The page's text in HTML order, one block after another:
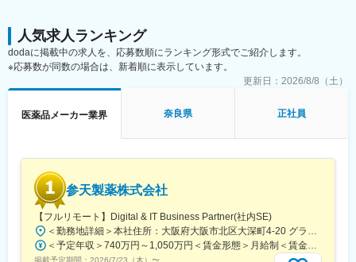
・残業時間：月20~25時間程度
■組織構成：5名…部署内の業務再分配のための募集となります。
■キャリアパス：
できるようになれば将来的には、設備入れ替えや新製品の立ち上
■魅力ポイント：
◎医薬品・ドリンク剤のOEMメーカーとしては、国内トップクラ
スの生産量を誇っています。またODMにも対応しており、様々な
メーカー様の製品に携わって頂けます。
◎ダイドーグループHD100%出資会社で、安定して長期就業が可
能です。
人気求人ランキング
dodaに掲載中の求人を、応募数順にランキング形式でご紹介します。
※応募数が同数の場合は、新着順に表示しています。
更新日： 2026/8/8（土）
医薬品メーカー業界 奈良県 正社員
参天製薬株式会社
【フルリモート】Digital & IT Business Partner(社内SE)
＜勤務地詳細＞本社住所：大阪府大阪市北区大深町4-20 グランフロント大阪タワーA25F勤務地最寄駅：JR各線／大阪駅受動喫煙対策：屋内全面禁煙変更の範囲：会社の定める事業所（リモートワーク含む）
＜予定年収＞740万円～1,050万円＜賃金形態＞月給制＜賃金内訳＞月額（基本給）：540,000円～770,000円＜月給＞540,000円～770,000円＜昇給有無＞有＜残業手当＞有＜給与補足＞※経験・能力等を考慮の上、当社規定により決定します。■賞与：年1回支給■基本給改定：年1回（4月）賃金はあくまでも目安の金額であり、選考を通じて上下する可能性があります。月給(月額)は固定手当を含めた表記です。
掲載予定期間： 2026/7/23（木） 〜